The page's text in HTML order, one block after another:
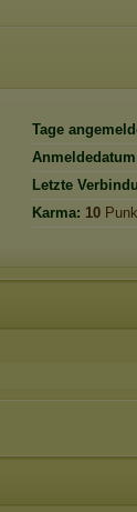
Tage
Letzte
Karma: 10